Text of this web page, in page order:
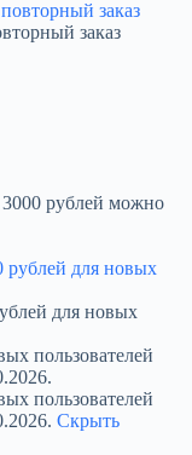
заказ
рублей можно
для новых
пользователей
пользователей
Скрыть